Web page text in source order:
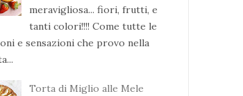
meravigliosa... fiori, frutti, e
tanti colori!!!! Come tutte le
e sensazioni che provo nella
Torta di Miglio alle Mele